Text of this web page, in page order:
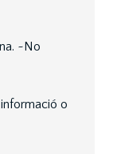
~No
o